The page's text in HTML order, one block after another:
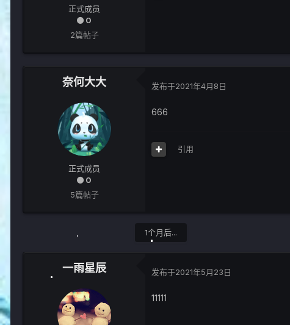
正式成员
0
2篇帖子
奈何大大
正式成员
0
5篇帖子
发布于2021年4月8日
666
引用
1个月后...
一雨星辰 发布于2021年5月23日
11111